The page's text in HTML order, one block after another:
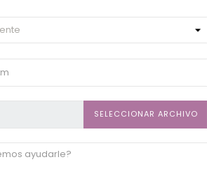
SELECCIONAR ARCHIVO